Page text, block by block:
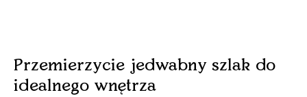
Przemierzycie jedwabny szlak do
idealnego wnętrza